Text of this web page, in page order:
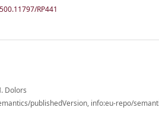
RP441
Dolors
publishedVersion, info:eu-repo/